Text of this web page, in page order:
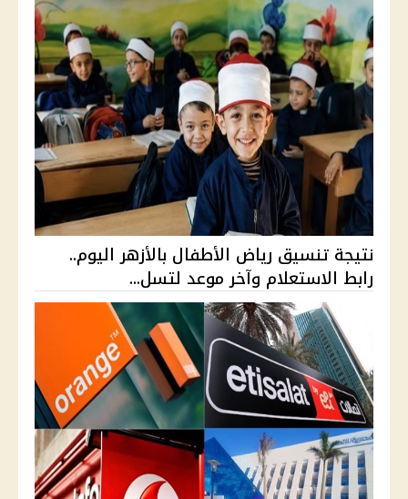
نتيجة تنسيق رياض الأطفال بالأزهر اليوم..
رابط الاستعلام وآخر موعد لتسل...